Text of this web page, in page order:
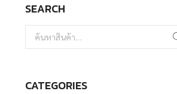
SEARCH
CATEGORIES